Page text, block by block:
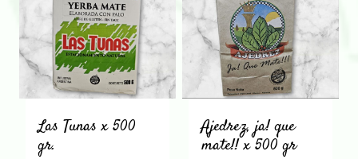
Las Tunas x 500
gr.
Ajedrez, ja! que
mate!! x 500 gr